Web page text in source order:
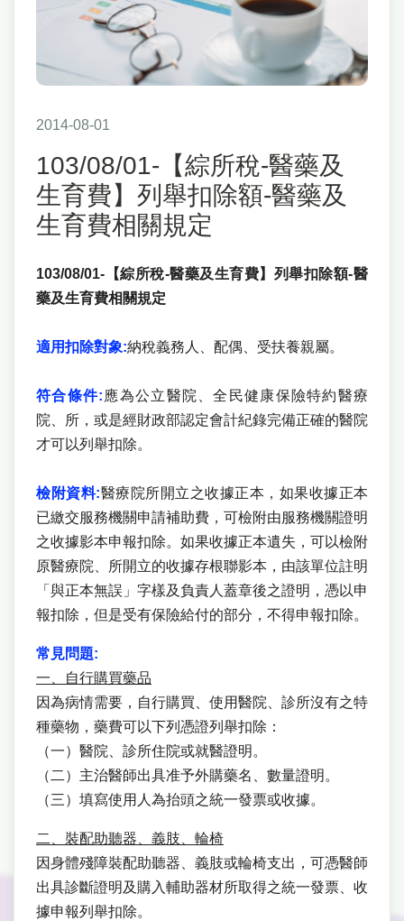
2014-08-01
103/08/01-【綜所稅-醫藥及
生育費】列舉扣除額-醫藥及
生育費相關規定
103/08/01-【綜所稅-醫藥及生育費】列舉扣除額-醫
藥及生育費相關規定
適用扣除對象:納稅義務人、配偶、受扶養親屬。
符合條件: 應為公立醫院、全民健康保險特約醫療
院、所，或是經財政部認定會計紀錄完備正確的醫院
才可以列舉扣除。
檢附資料:醫療院所開立之收據正本，如果收據正本
已繳交服務機關申請補助費，可檢附由服務機關證明
之收據影本申報扣除。如果收據正本遺失，可以檢附
原醫療院、所開立的收據存根聯影本，由該單位註明
「與正本無誤」字樣及負責人蓋章後之證明，憑以申
報扣除，但是受有保險給付的部分，不得申報扣除。
常見問題:
一、自行購買藥品
因為病情需要，自行購買、使用醫院、診所沒有之特
種藥物，藥費可以下列憑證列舉扣除：
（一）醫院、診所住院或就醫證明。
（二）主治醫師出具准予外購藥名、數量證明。
（三）填寫使用人為抬頭之統一發票或收據。
二、裝配助聽器、義肢、輪椅
因身體殘障裝配助聽器、義肢或輪椅支出，可憑醫師
出具診斷證明及購入輔助器材所取得之統一發票、收
據申報列舉扣除。